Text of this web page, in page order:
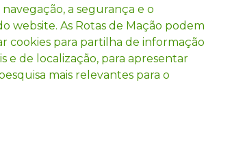
Accounting
INPI
a segurança e o
website. As Rotas de Mação podem
cookies para partilha de informação
e de localização, para apresentar
mais relevantes para o